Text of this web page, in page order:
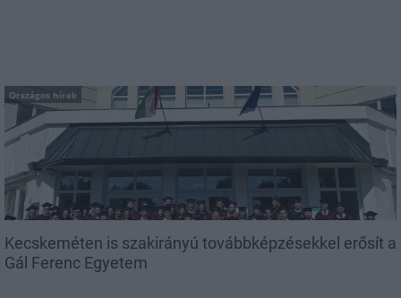
Országos hírek
Kecskeméten is szakirányú továbbképzésekkel erősít a
Gál Ferenc Egyetem